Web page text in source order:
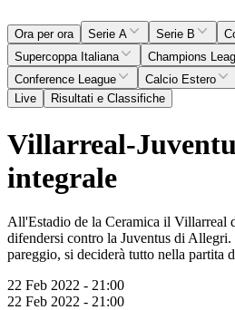
Ora per ora Serie A Serie B
Supercoppa Italiana
Champions
Conference League
Calcio Estero
Live
Risultati e Classifiche
Villarreal-
integrale
All'Estadio de la Ceramica il Villarreal
difendersi contro la Juventus di Allegri.
pareggio, si deciderà tutto nella partita
22 Feb 2022 - 21:00
22 Feb 2022 - 21:00